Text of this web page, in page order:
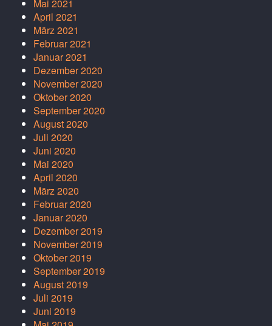
Mai 2021
April 2021
März 2021
Februar 2021
Januar 2021
Dezember 2020
November 2020
Oktober 2020
September 2020
August 2020
Juli 2020
Juni 2020
Mai 2020
April 2020
März 2020
Februar 2020
Januar 2020
Dezember 2019
November 2019
Oktober 2019
September 2019
August 2019
Juli 2019
Juni 2019